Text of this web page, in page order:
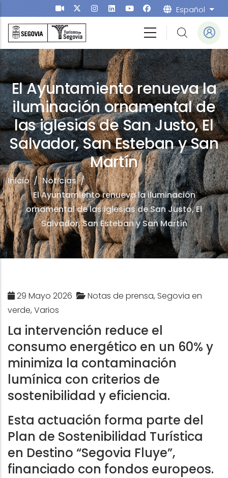
Pasar al contenido principal Español
El Ayuntamiento renueva la
iluminación ornamental de
las iglesias de San Justo, El
Salvador, San Esteban y San
Martín
Inicio/ Noticias/
El Ayuntamiento renueva la iluminación
ornamental de las iglesias de San Justo, El
Salvador, San Esteban y San Martín
29 Mayo 2026
Notas de prensa, Segovia en
verde, Varios
La intervención reduce el
consumo energético en un 60% y
minimiza la contaminación
lumínica con criterios de
sostenibilidad y eficiencia.
Esta actuación forma parte del
Plan de Sostenibilidad Turística
en Destino “Segovia Fluye”,
financiado con fondos europeos.